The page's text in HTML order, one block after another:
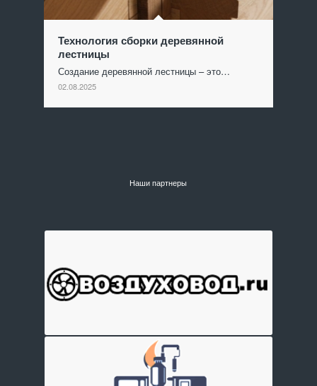
Технология сборки деревянной
лестницы
Создание деревянной лестницы – это…
02.08.2025
Наши партнеры